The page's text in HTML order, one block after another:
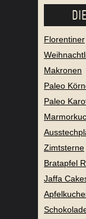
Florentiner
Makronen
Paleo
Paleo
Zimtsterne
Bratapfel
Jaffa